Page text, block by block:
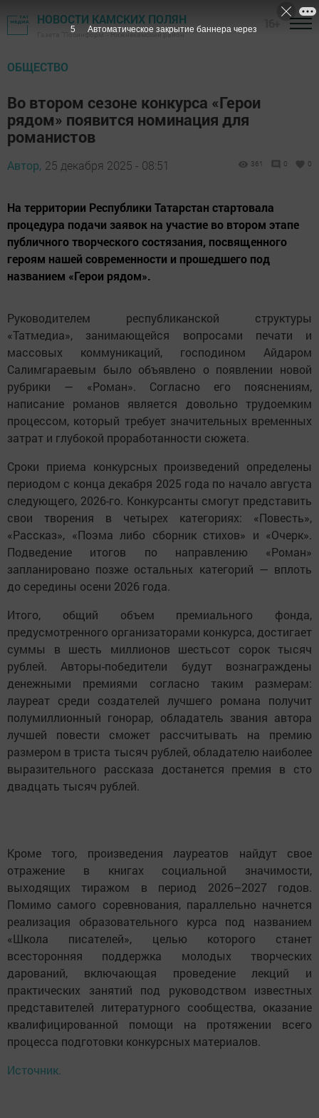
НОВОСТИ КАМСКИХ ПОЛЯН
Газета "Посинформ" - Нижнекамский район
ОБЩЕСТВО
Во втором сезоне конкурса «Герои
рядом» появится номинация для
романистов
Автор, 25 декабря 2025 - 08:51 361 0 0
На территории Республики Татарстан стартовала
процедура подачи заявок на участие во втором этапе
публичного творческого состязания, посвященного
героям нашей современности и прошедшего под
названием «Герои рядом».
Руководителем республиканской структуры
«Татмедиа», занимающейся вопросами печати и
массовых коммуникаций, господином Айдаром
Салимгараевым было объявлено о появлении новой
рубрики — «Роман». Согласно его пояснениям,
написание романов является довольно трудоемким
процессом, который требует значительных временных
затрат и глубокой проработанности сюжета.
Сроки приема конкурсных произведений определены
периодом с конца декабря 2025 года по начало августа
следующего, 2026-го. Конкурсанты смогут представить
свои творения в четырех категориях: «Повесть»,
«Рассказ», «Поэма либо сборник стихов» и «Очерк».
Подведение итогов по направлению «Роман»
запланировано позже остальных категорий — вплоть
до середины осени 2026 года.
Итого, общий объем премиального фонда,
предусмотренного организаторами конкурса, достигает
суммы в шесть миллионов шестьсот сорок тысяч
рублей. Авторы-победители будут вознаграждены
денежными премиями согласно таким размерам:
лауреат среди создателей лучшего романа получит
полумиллионный гонорар, обладатель звания автора
лучшей повести сможет рассчитывать на премию
размером в триста тысяч рублей, обладателю наиболее
выразительного рассказа достанется премия в сто
двадцать тысяч рублей.
Кроме того, произведения лауреатов найдут свое
отражение в книгах социальной значимости,
выходящих тиражом в период 2026–2027 годов.
Помимо самого соревнования, параллельно начнется
реализация образовательного курса под названием
«Школа писателей», целью которого станет
всесторонняя поддержка молодых творческих
дарований, включающая проведение лекций и
практических занятий под руководством известных
представителей литературного сообщества, оказание
квалифицированной помощи на протяжении всего
процесса подготовки конкурсных материалов.
Источник.
4 Автоматическое закрытие баннера через